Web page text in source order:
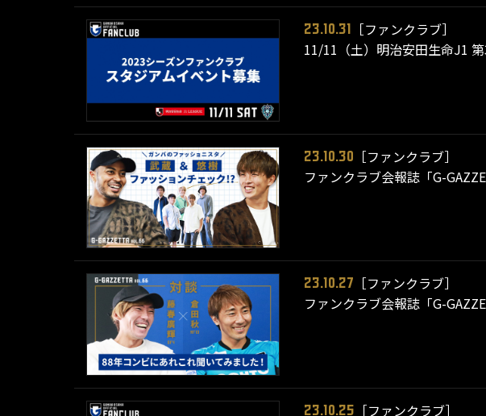
23.10.31
［ファンクラブ］
11/11（土）明治安田生命J1
23.10.30
［ファンクラブ］
ファンクラブ会報誌「G-
23.10.27
［ファンクラブ］
ファンクラブ会報誌「G-
23.10.25 ［ファンクラブ］